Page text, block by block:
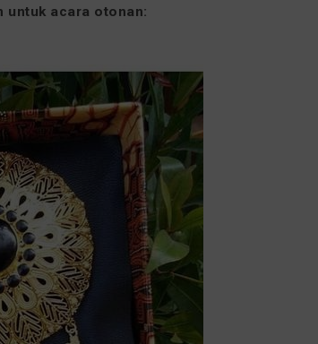
untuk acara otonan: